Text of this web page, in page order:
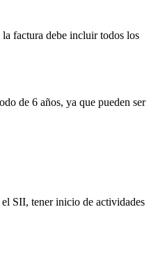
factura debe incluir todos los
de 6 años, ya que pueden ser
SII, tener inicio de actividades